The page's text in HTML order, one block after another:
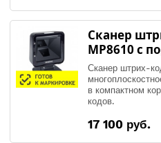
Сканер
MP8610 с
Сканер штрих-
в компактном
кодов.
17 100 руб.